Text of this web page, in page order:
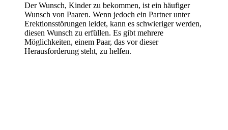
Der Wunsch, Kinder zu bekommen, ist ein häufiger
Wunsch von Paaren. Wenn jedoch ein Partner unter
Erektionsstörungen leidet, kann es schwieriger werden,
diesen Wunsch zu erfüllen. Es gibt mehrere
Möglichkeiten, einem Paar, das vor dieser
Herausforderung steht, zu helfen.